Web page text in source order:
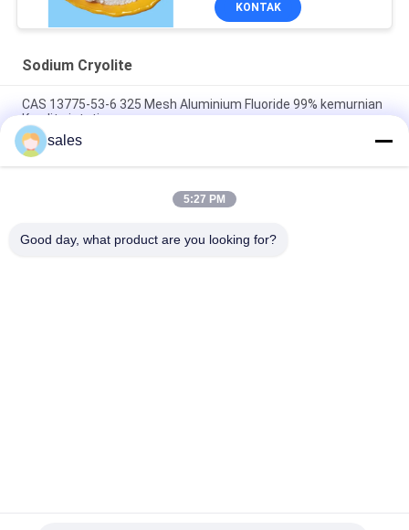
KONTAK
Sodium Cryolite
CAS 13775-53-6 325 Mesh Aluminium Fluoride 99% kemurnian
Kryolit sintetis
Lebih dari 1000 Mesh Sodium Cryolite CAS 13775-53-6 Kelas
Industri
Berat Molekuler 209.94 Sodium Cryolite Senyawa Kimia Tidak
sales
5:27 PM
Good day, what product are you looking for?